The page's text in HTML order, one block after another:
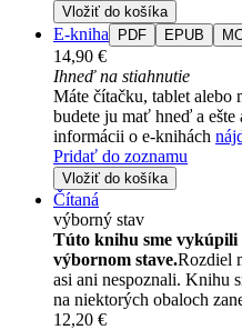
Vložiť do košíka
E-kniha PDF EPUB
14,90 €
Ihneď na stiahnutie
Máte čítačku, tablet alebo
budete ju mať hneď a
informácii o e-knihách
Pridať do zoznamu
Vložiť do košíka
Čítaná
výborný stav
Túto knihu sme vykúpili
výbornom stave.Rozdiel
asi ani nespoznali. Knihu
na niektorých obaloch
12,20 €